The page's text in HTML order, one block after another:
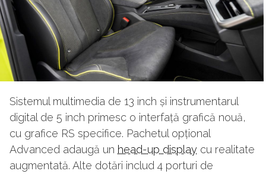
Sistemul multimedia de 13 inch și instrumentarul
digital de 5 inch primesc o interfață grafică nouă,
cu grafice RS specifice. Pachetul opțional
Advanced adaugă un head-up display cu realitate
augmentată. Alte dotări includ 4 porturi de